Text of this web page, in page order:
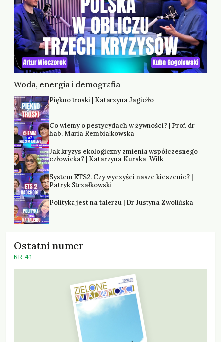
Woda, energia i demografia
Piękno troski | Katarzyna Jagiełło
Co wiemy o pestycydach w żywności? | Prof. dr
hab. Maria Rembiałkowska
Jak kryzys ekologiczny zmienia współczesnego
człowieka? | Katarzyna Kurska-Wilk
System ETS2. Czy wyczyści nasze kieszenie? |
Patryk Strzałkowski
Polityka jest na talerzu | Dr Justyna Zwolińska
Ostatni numer
NR 41